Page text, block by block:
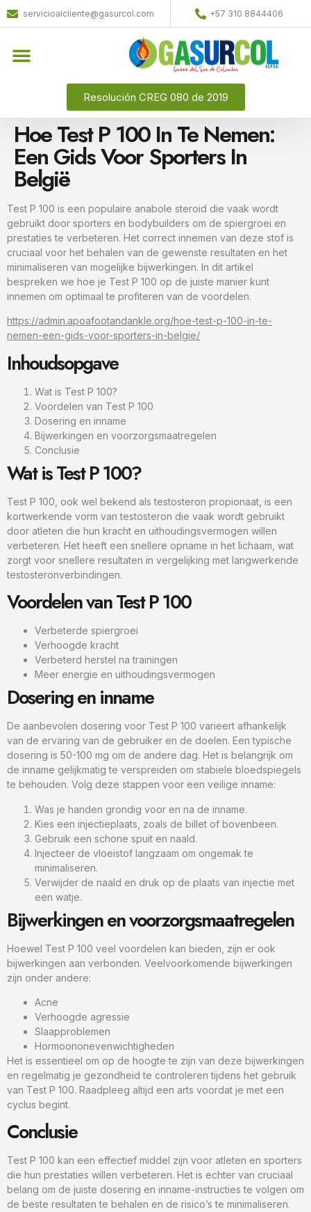
servicioalcliente@gasurcol.com +57 310 8844406
Resolución CREG 080 de 2019
Hoe Test P 100 In Te Nemen:
Een Gids Voor Sporters In
België
Test P 100 is een populaire anabole steroid die vaak wordt
gebruikt door sporters en bodybuilders om de spiergroei en
prestaties te verbeteren. Het correct innemen van deze stof is
cruciaal voor het behalen van de gewenste resultaten en het
minimaliseren van mogelijke bijwerkingen. In dit artikel
bespreken we hoe je Test P 100 op de juiste manier kunt
innemen om optimaal te profiteren van de voordelen.
https://admin.apoafootandankle.org/hoe-test-p-100-in-te-
nemen-een-gids-voor-sporters-in-belgie/
Inhoudsopgave
Wat is Test P 100?
Voordelen van Test P 100
Dosering en inname
Bijwerkingen en voorzorgsmaatregelen
Conclusie
Wat is Test P 100?
Test P 100, ook wel bekend als testosteron propionaat, is een
kortwerkende vorm van testosteron die vaak wordt gebruikt
door atleten die hun kracht en uithoudingsvermogen willen
verbeteren. Het heeft een snellere opname in het lichaam, wat
zorgt voor snellere resultaten in vergelijking met langwerkende
testosteronverbindingen.
Voordelen van Test P 100
Verbeterde spiergroei
Verhoogde kracht
Verbeterd herstel na trainingen
Meer energie en uithoudingsvermogen
Dosering en inname
De aanbevolen dosering voor Test P 100 varieert afhankelijk
van de ervaring van de gebruiker en de doelen. Een typische
dosering is 50-100 mg om de andere dag. Het is belangrijk om
de inname gelijkmatig te verspreiden om stabiele bloedspiegels
te behouden. Volg deze stappen voor een veilige inname:
Was je handen grondig voor en na de inname.
Kies een injectieplaats, zoals de billet of bovenbeen.
Gebruik een schone spuit en naald.
Injecteer de vloeistof langzaam om ongemak te
minimaliseren.
Verwijder de naald en druk op de plaats van injectie met
een watje.
Bijwerkingen en voorzorgsmaatregelen
Hoewel Test P 100 veel voordelen kan bieden, zijn er ook
bijwerkingen aan verbonden. Veelvoorkomende bijwerkingen
zijn onder andere:
Acne
Verhoogde agressie
Slaapproblemen
Hormoononevenwichtigheden
Het is essentieel om op de hoogte te zijn van deze bijwerkingen
en regelmatig je gezondheid te controleren tijdens het gebruik
van Test P 100. Raadpleeg altijd een arts voordat je met een
cyclus begint.
Conclusie
Test P 100 kan een effectief middel zijn voor atleten en sporters
die hun prestaties willen verbeteren. Het is echter van cruciaal
belang om de juiste dosering en inname-instructies te volgen om
de beste resultaten te behalen en de risico’s te minimaliseren.